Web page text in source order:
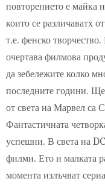
повторението е майка
които се различаватх
т.е. фенско
очертава филмова
да зебележите колко
последните години. Ще
от света на Марвел
Фантастичната
успешни. В света на
филми. Ето и малката
момента излъчват